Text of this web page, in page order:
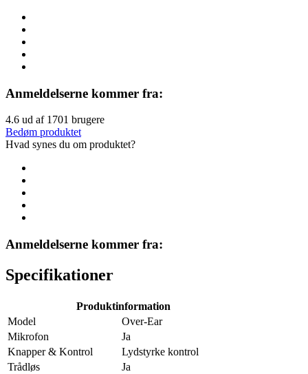
Anmeldelserne kommer fra:
4.6 ud af 1701 brugere
Bedøm produktet
Hvad synes du om produktet?
Anmeldelserne kommer fra:
Specifikationer
Produktinformation
Model
Over-Ear
Mikrofon
Ja
Knapper & Kontrol
Lydstyrke kontrol
Trådløs
Ja